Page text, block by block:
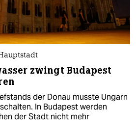
zwingt Budapest
der Donau musste Ungarn
In Budapest werden
der Stadt nicht mehr